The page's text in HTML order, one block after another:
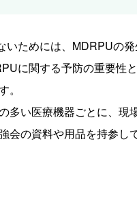
いためには、MDRPUの
に関する予防の重要性
。
多い医療機器ごとに、現
会の資料や用品を持参し